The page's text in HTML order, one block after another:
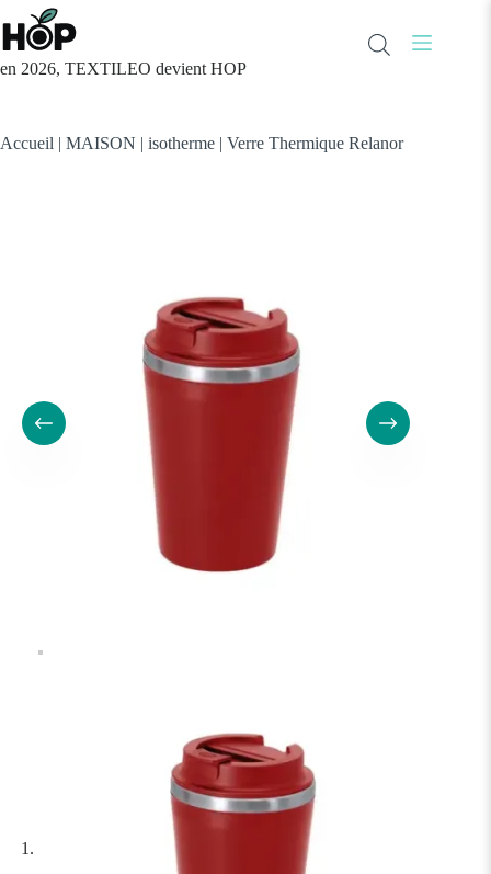
Passer
au
contenu
en 2026, TEXTILEO devient HOP
Accueil | MAISON | isotherme | Verre Thermique Relanor